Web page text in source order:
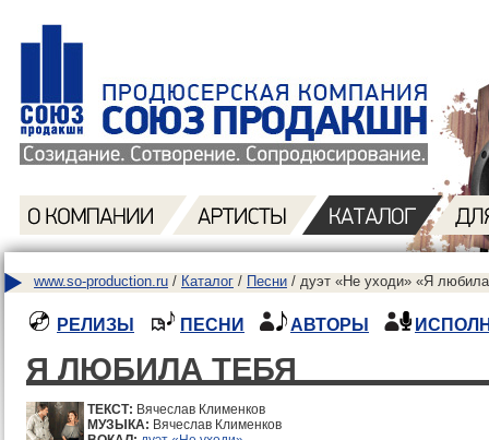
www.so-production.ru / Каталог / Песни / дуэт «Не уходи» «Я любила
РЕЛИЗЫ ПЕСНИ АВТОРЫ
Я ЛЮБИЛА ТЕБЯ
ТЕКСТ: Вячеслав Клименков
МУЗЫКА: Вячеслав Клименков